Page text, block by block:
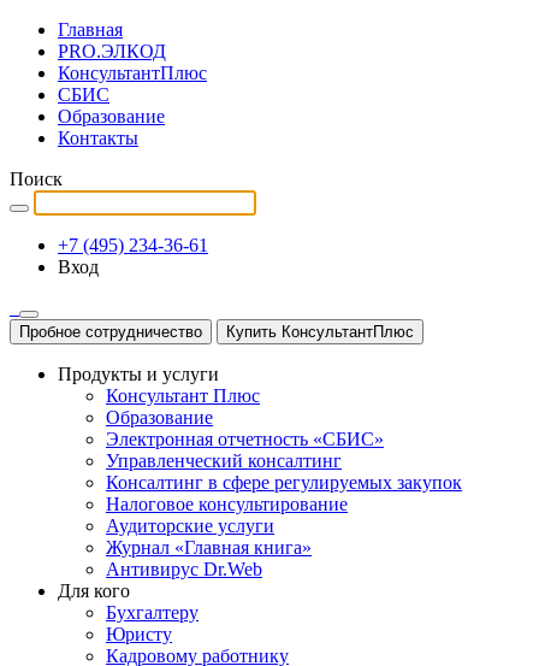
Главная
PRO.ЭЛКОД
КонсультантПлюс
СБИС
Образование
Контакты
Поиск
+7 (495) 234-36-61
Вход
Пробное сотрудничество Купить КонсультантПлюс
Продукты и услуги
Консультант Плюс
Образование
Электронная отчетность «СБИС»
Управленческий консалтинг
Консалтинг в сфере регулируемых закупок
Налоговое консультирование
Аудиторские услуги
Журнал «Главная книга»
Антивирус Dr.Web
Для кого
Бухгалтеру
Юристу
Кадровому работнику